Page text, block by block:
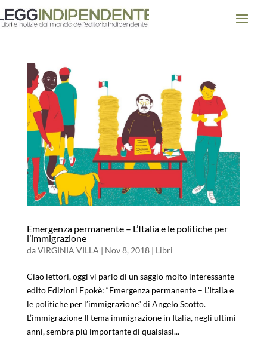
Emergenza permanente – L’Italia e le politiche per
l’immigrazione
daVIRGINIA VILLA | Nov 8, 2018| Libri
Ciao lettori, oggi vi parlo di un saggio molto interessante
edito Edizioni Epokè: “Emergenza permanente – L’Italia e
le politiche per l’immigrazione” di Angelo Scotto.
L’immigrazione Il tema immigrazione in Italia, negli ultimi
anni, sembra più importante di qualsiasi...